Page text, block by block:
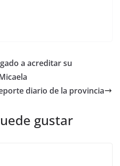
a acreditar su
diario de la provincia
gustar